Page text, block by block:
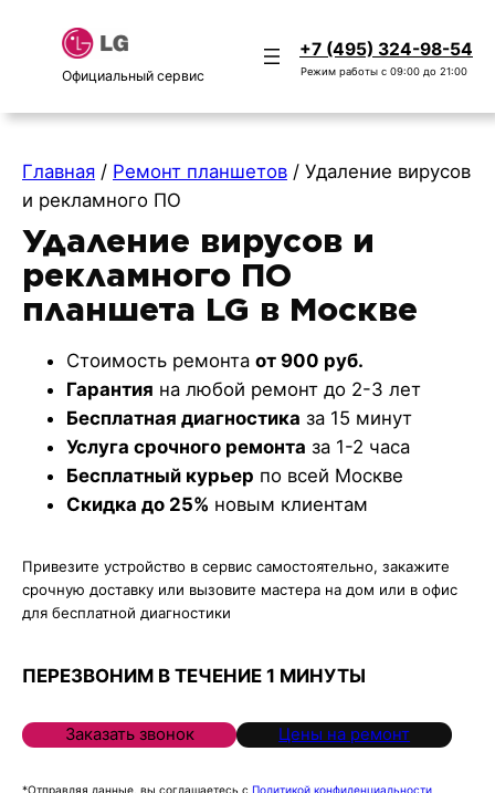
Официальный сервис
+7 (495) 324-98-54
Режим работы с 09:00 до 21:00
Главная / Ремонт планшетов / Удаление вирусов
и рекламного ПО
Удаление вирусов и
рекламного ПО
планшета LG в Москве
Стоимость ремонта от 900 руб.
Гарантия на любой ремонт до 2-3 лет
Бесплатная диагностика за 15 минут
Услуга срочного ремонта за 1-2 часа
Бесплатный курьер по всей Москве
Скидка до 25% новым клиентам
Привезите устройство в сервис самостоятельно, закажите
срочную доставку или вызовите мастера на дом или в офис
для бесплатной диагностики
ПЕРЕЗВОНИМ В ТЕЧЕНИЕ 1 МИНУТЫ
Заказать звонок Цены на ремонт
*Отправляя данные, вы соглашаетесь с Политикой конфиденциальности